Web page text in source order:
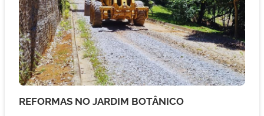
REFORMAS NO JARDIM BOTÂNICO